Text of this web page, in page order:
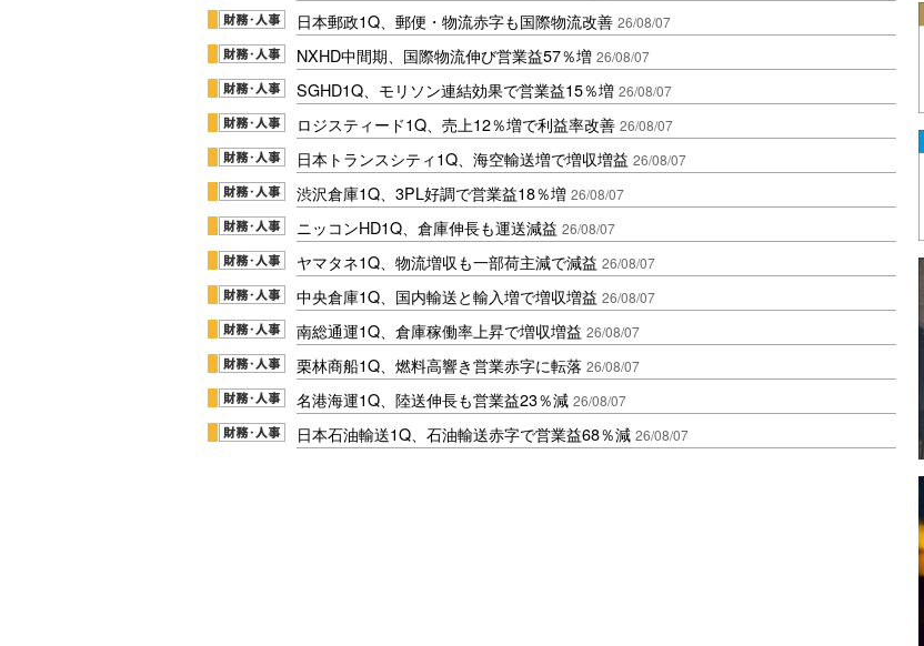
日本郵政1Q、郵便・物流赤字も国際物流改善 26/08/07
NXHD中間期、国際物流伸び営業益57％増 26/08/07
SGHD1Q、モリソン連結効果で営業益15％増 26/08/07
ロジスティード1Q、売上12％増で利益率改善 26/08/07
日本トランスシティ1Q、海空輸送増で増収増益 26/08/07
渋沢倉庫1Q、3PL好調で営業益18％増 26/08/07
ニッコンHD1Q、倉庫伸長も運送減益 26/08/07
ヤマタネ1Q、物流増収も一部荷主減で減益 26/08/07
中央倉庫1Q、国内輸送と輸入増で増収増益 26/08/07
南総通運1Q、倉庫稼働率上昇で増収増益 26/08/07
栗林商船1Q、燃料高響き営業赤字に転落 26/08/07
名港海運1Q、陸送伸長も営業益23％減 26/08/07
日本石油輸送1Q、石油輸送赤字で営業益68％減 26/08/07